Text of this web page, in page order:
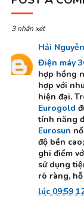
3 nhận xét
Hải Nguyễn
Điện máy
hợp hồng
hợp với
hiện đại.
Eurogold
tính năng
Eurosun
độ bền
ghi điểm
sử dụng
rõ ràng,
lúc 09:59